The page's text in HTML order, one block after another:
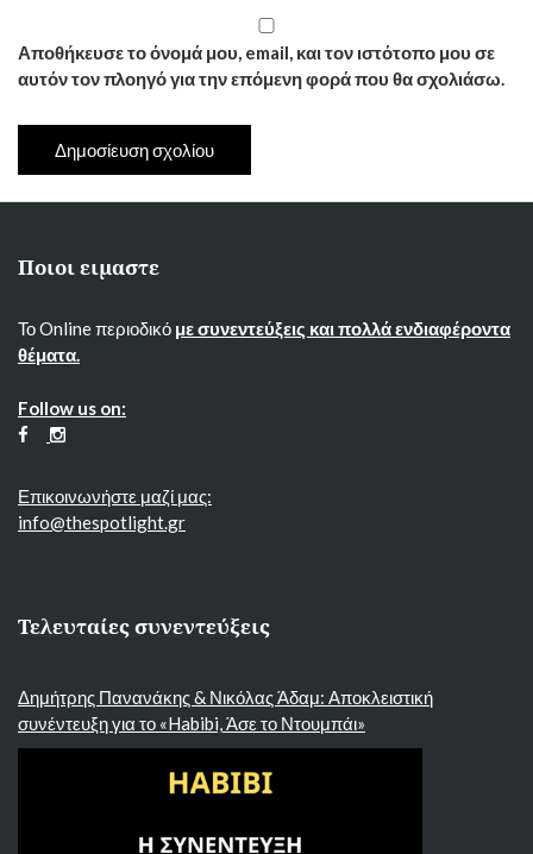
Αποθήκευσε το όνομά μου, email, και τον ιστότοπο μου σε
αυτόν τον πλοηγό για την επόμενη φορά που θα σχολιάσω.
Ποιοι ειμαστε
Το Online περιοδικό με συνεντεύξεις και πολλά ενδιαφέροντα
θέματα.
Follow us on:
Επικοινωνήστε μαζί μας:
info@thespotlight.gr
Τελευταίες συνεντεύξεις
Δημήτρης Πανανάκης & Νικόλας Άδαμ: Αποκλειστική
συνέντευξη για το «Habibi, Άσε το Ντουμπάι»